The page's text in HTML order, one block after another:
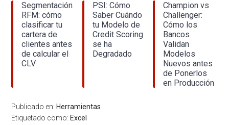
Segmentación
RFM: cómo
clasificar tu
cartera de
clientes antes
de calcular el
CLV
PSI: Cómo
Saber Cuándo
tu Modelo de
Credit Scoring
se ha
Degradado
Champion vs
Challenger:
Cómo los
Bancos
Validan
Modelos
Nuevos antes
de Ponerlos
en Producción
Publicado en: Herramientas
Etiquetado como: Excel